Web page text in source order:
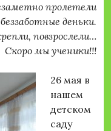
пролетели
беззаботные деньки.
повзрослели…
Скоро мы ученики!!!
26 мая в
нашем
детском
саду